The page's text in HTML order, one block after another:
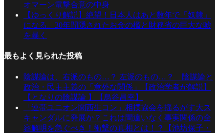
オマーン電撃合意の中身
【ゆっくり解説】絶望！日本人はあと数年で「奴隷」
になる。30年間隠されたお金の檻と財務省の巨大な嘘
を暴く
最もよく見られた投稿
陰謀論は、右派のもの…？ 左派のもの…？ 陰謀論と
政治・民主主義の「意外な関係」【政治学者が解説】
【となりの陰謀論 】【烏谷昌幸】
「連帯ユニオン関西生コン」相撲協会を揺るがす大ス
キャンダルに発展か？これは間違いなく事実関係の全
容解明を急ぐべき！衝撃の真相とは！？【池坊保子・